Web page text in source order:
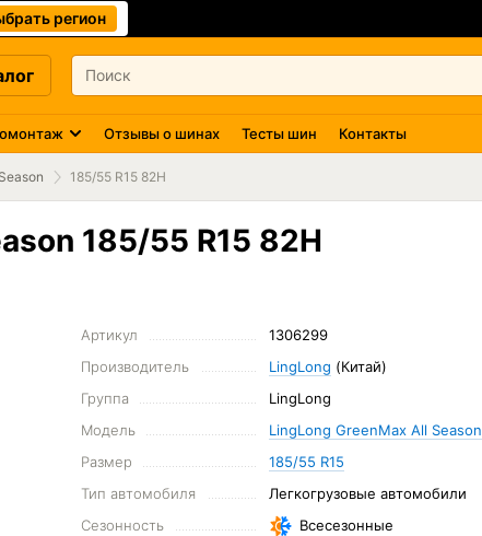
регион
Отзывы о шинах Тесты шин Контакты
185/55 R15 82H
185/55 R15 82H
Артикул
1306299
Производитель
LingLong (Китай)
Группа
LingLong
Модель
LingLong GreenMax All Season
Размер
185/55 R15
Тип автомобиля
Легкогрузовые автомобили
Сезонность
Всесезонные